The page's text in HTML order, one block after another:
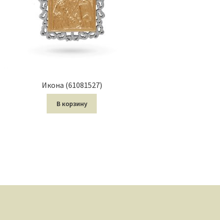
Икона (61081527)
В корзину